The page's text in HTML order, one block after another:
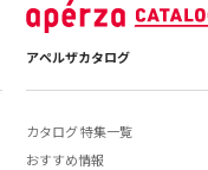
アペルザカタログ
カタログ 特集一覧
おすすめ情報